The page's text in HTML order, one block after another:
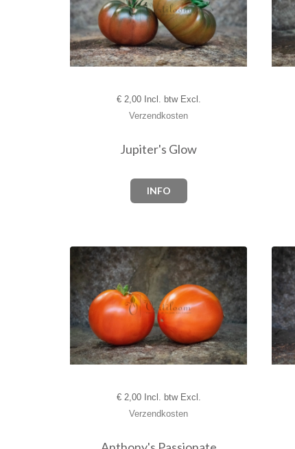
€2,00 Incl. btw Excl.
Verzendkosten
Jupiter's Glow
INFO
€2,00 Incl. btw Excl.
Verzendkosten